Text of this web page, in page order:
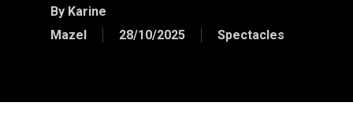
By Karine
Mazel
28/10/2025 Spectacles